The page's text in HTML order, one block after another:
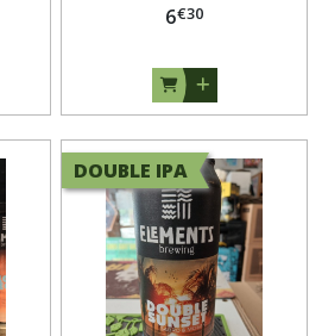
6€30
DOUBLE IPA